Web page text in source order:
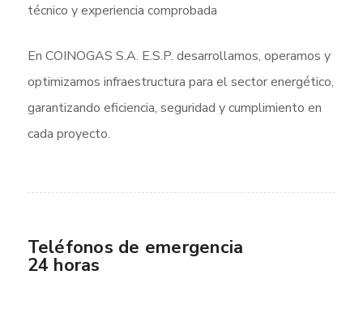
técnico y experiencia comprobada
En COINOGAS S.A. E.S.P. desarrollamos, operamos y
optimizamos infraestructura para el sector energético,
garantizando eficiencia, seguridad y cumplimiento en
cada proyecto.
Teléfonos de emergencia
24 horas